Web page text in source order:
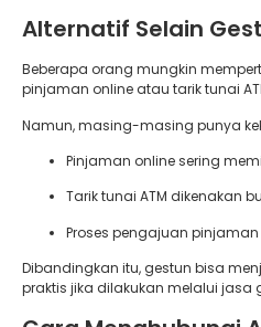
Alternatif Selain
Beberapa orang mungkin
pinjaman online atau tarik tunai
Namun, masing-masing punya
Pinjaman online sering
Tarik tunai ATM dikenakan
Proses pengajuan
Dibandingkan itu, gestun bisa
praktis jika dilakukan melalui jasa